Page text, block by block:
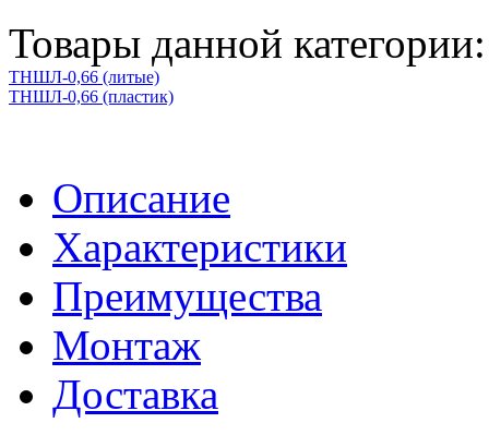
Товары данной категории:
ТНШЛ-0,66 (литые)
ТНШЛ-0,66 (пластик)
Описание
Характеристики
Преимущества
Монтаж
Доставка